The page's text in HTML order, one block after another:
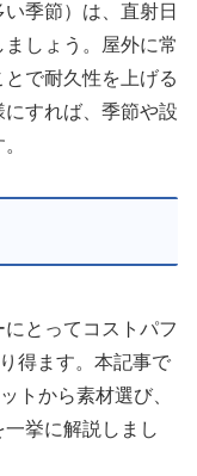
季節）は、直射日
しょう。屋外に常
で耐久性を上げる
すれば、季節や設
とってコストパフ
得ます。本記事で
トから素材選び、
挙に解説しまし